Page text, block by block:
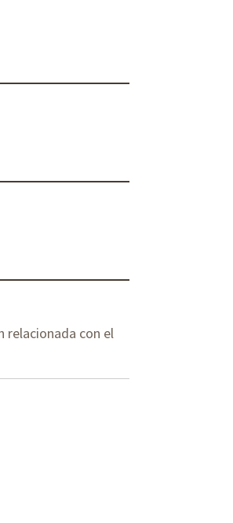
relacionada con el